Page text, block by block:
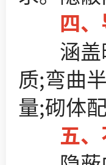
四、
涵盖暗
质;弯曲
量;砌体
五、